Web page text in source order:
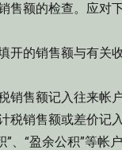
额的检查。应对
的销售额与有关
售额记入往来帐户
销售额或差价记入
”、“盈余公积”等帐